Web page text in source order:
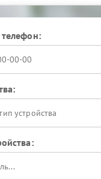
устройства